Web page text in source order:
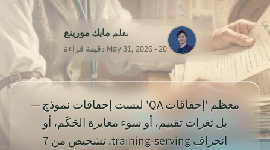
بقلم مايك مورينغ
May 31, 2026 • 20 دقيقة قراءة
معظم 'إخفاقات QA' ليست إخفاقات نموذج —
بل ثغرات تقييم، أو سوء معايرة الحَكَم، أو
انحراف training-serving. تشخيص من 7